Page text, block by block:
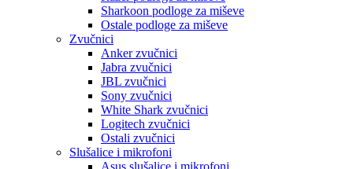
Sharkoon podloge za miševe
Ostale podloge za miševe
Zvučnici
Anker zvučnici
Jabra zvučnici
JBL zvučnici
Sony zvučnici
White Shark zvučnici
Logitech zvučnici
Ostali zvučnici
Slušalice i mikrofoni
Asus slušalice i mikrofoni